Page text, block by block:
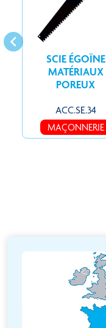
keyboard_arrow_left
SCIE ÉGOÏNE
MATÉRIAUX
POREUX
ACC.SE.34
MAÇONNERIE